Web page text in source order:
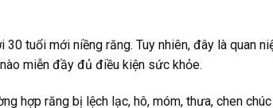
tuổi mới niềng răng. Tuy nhiên, đây là quan
miễn đầy đủ điều kiện sức khỏe.
hợp răng bị lệch lạc, hô, móm, thưa, chen chúc